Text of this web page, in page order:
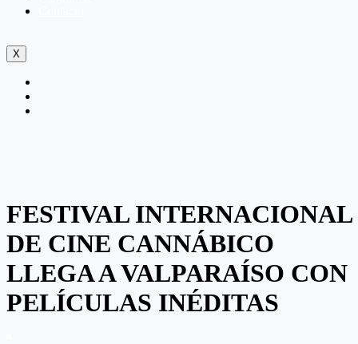
X
FESTIVAL INTERNACIONAL
DE CINE CANNÁBICO
LLEGA A VALPARAÍSO CON
PELÍCULAS INÉDITAS